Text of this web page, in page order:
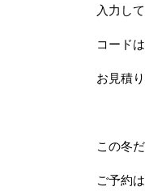
入力し
コード
お見積
この冬
ご予約